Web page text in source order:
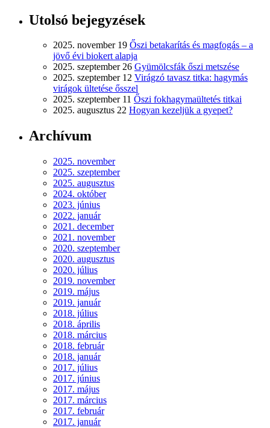
Utolsó bejegyzések
2025. november 19 Őszi betakarítás és magfogás – a
jövő évi biokert alapja
2025. szeptember 26 Gyümölcsfák őszi metszése
2025. szeptember 12 Virágzó tavasz titka: hagymás
virágok ültetése ősszel
2025. szeptember 11 Őszi fokhagymaültetés titkai
2025. augusztus 22 Hogyan kezeljük a gyepet?
Archívum
2025. november
2025. szeptember
2025. augusztus
2024. október
2023. június
2022. január
2021. december
2021. november
2020. szeptember
2020. augusztus
2020. július
2019. november
2019. május
2019. január
2018. július
2018. április
2018. március
2018. február
2018. január
2017. július
2017. június
2017. május
2017. március
2017. február
2017. január